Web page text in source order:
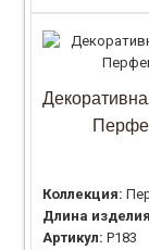
Коллекция:
Длина
Артикул: P183